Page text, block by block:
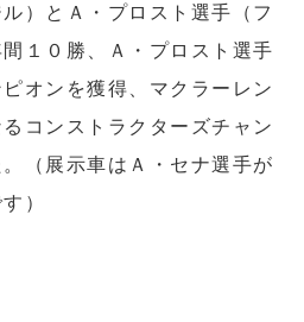
）とＡ・プロスト選手（フ
１０勝、Ａ・プロスト選手
オンを獲得、マクラーレン
コンストラクターズチャン
（展示車はＡ・セナ選手が
）